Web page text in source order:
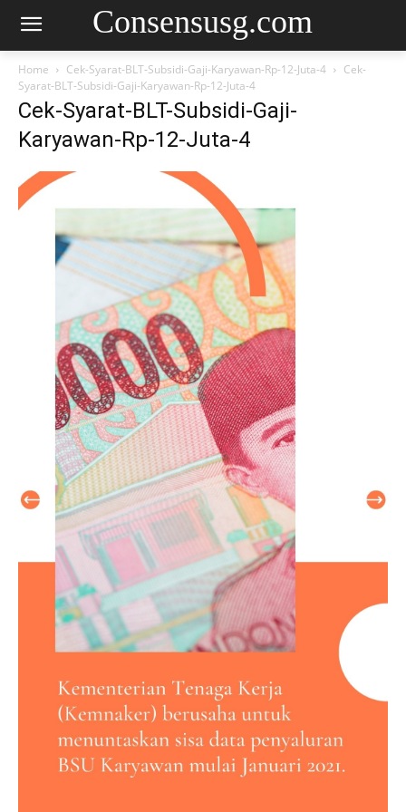
Consensusg.com
Home Cek-Syarat-BLT-Subsidi-Gaji-Karyawan-Rp-12-Juta-4
Cek-
Syarat-BLT-Subsidi-Gaji-Karyawan-Rp-12-Juta-4
Cek-Syarat-BLT-Subsidi-Gaji-
Karyawan-Rp-12-Juta-4